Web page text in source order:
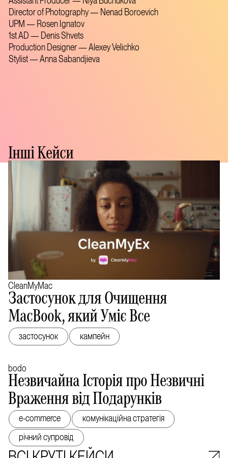
Director of Photography — Nenad Boroevich
UPM — Rosen Ignatov
1st AD — Denis Shvets
Production Designer — Alexey Velichko
Stylist — Anna Sabandjieva
Інші Кейси
CleanMyMac
Застосунок для Очищення
MacBook, який Уміє Все
застосунок кампейн
bodo
Незвичайна Історія про Незвичні
Враження від Подарунків
e-commerce
комунікаційна стратегія
річний супровід